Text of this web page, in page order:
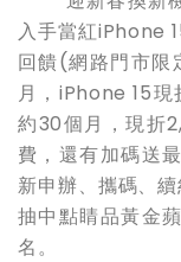
入手當紅iPhone
回饋(網路門市限
月，iPhone 15現
約30個月，現折
費，還有加碼送
新申辦、攜碼、
抽中點睛品黃金
名。